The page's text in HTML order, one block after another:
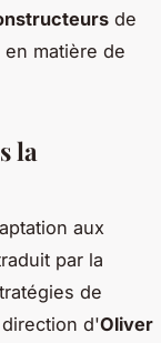
de
matière de
la
aux
par la
de
d'Oliver